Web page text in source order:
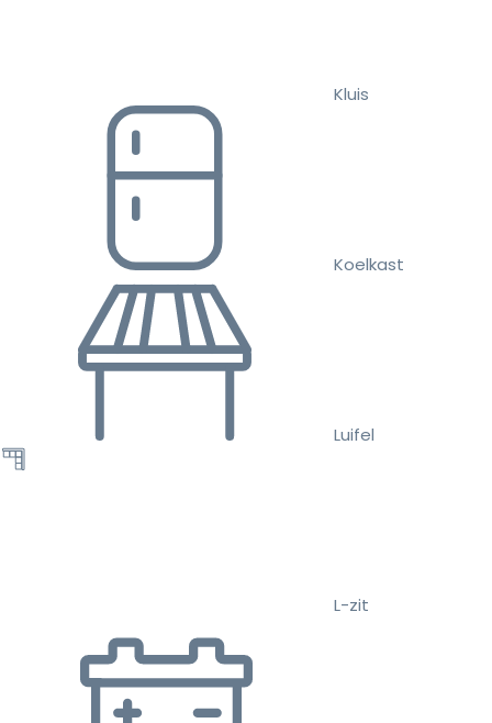
Kluis
Koelkast
Luifel
L-zit